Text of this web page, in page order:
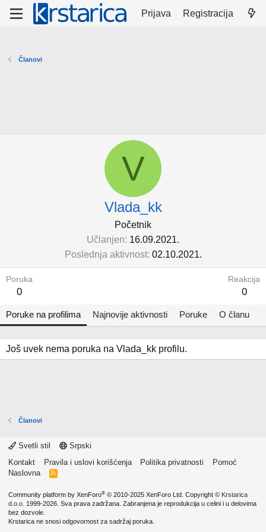
Prijava Registracija
Članovi
V
Vlada_kk
Početnik
Učlanjen 16.09.2021.
Poslednja aktivnost 02.10.2021.
Poruka
0
Reakcija
0
Poruke na profilima Najnovije aktivnosti Poruke O članu
Još uvek nema poruka na Vlada_kk profilu.
Članovi
Svetli stil
Srpski
Kontakt
Pravila i uslovi korišćenja Politika privatnosti
Pomoć
Naslovna
R
Community platform by XenForo® © 2010-2025 XenForo Ltd. Copyright © Krstarica
d.o.o. 1999-2026. Sva prava zadržana. Zabranjena je reprodukcija u celini i u delovima
bez dozvole.
Krstarica ne snosi odgovornost za sadržaj poruka.